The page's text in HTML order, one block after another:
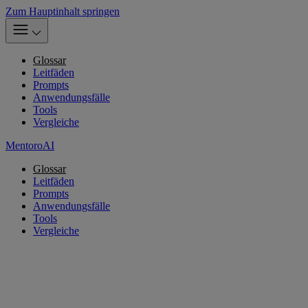
Zum Hauptinhalt springen
Glossar
Leitfäden
Prompts
Anwendungsfälle
Tools
Vergleiche
MentoroAI
Glossar
Leitfäden
Prompts
Anwendungsfälle
Tools
Vergleiche